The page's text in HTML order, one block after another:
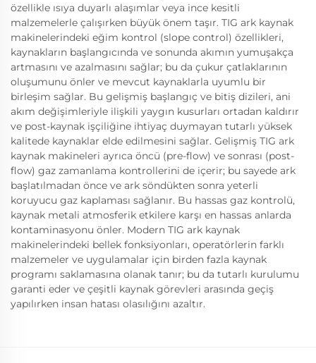
özellikle ısıya duyarlı alaşımlar veya ince kesitli
malzemelerle çalışırken büyük önem taşır. TIG ark kaynak
makinelerindeki eğim kontrol (slope control) özellikleri,
kaynakların başlangıcında ve sonunda akımın yumuşakça
artmasını ve azalmasını sağlar; bu da çukur çatlaklarının
oluşumunu önler ve mevcut kaynaklarla uyumlu bir
birleşim sağlar. Bu gelişmiş başlangıç ve bitiş dizileri, ani
akım değişimleriyle ilişkili yaygın kusurları ortadan kaldırır
ve post-kaynak işçiliğine ihtiyaç duymayan tutarlı yüksek
kalitede kaynaklar elde edilmesini sağlar. Gelişmiş TIG ark
kaynak makineleri ayrıca öncü (pre-flow) ve sonrası (post-
flow) gaz zamanlama kontrollerini de içerir; bu sayede ark
başlatılmadan önce ve ark söndükten sonra yeterli
koruyucu gaz kaplaması sağlanır. Bu hassas gaz kontrolü,
kaynak metali atmosferik etkilere karşı en hassas anlarda
kontaminasyonu önler. Modern TIG ark kaynak
makinelerindeki bellek fonksiyonları, operatörlerin farklı
malzemeler ve uygulamalar için birden fazla kaynak
programı saklamasına olanak tanır; bu da tutarlı kurulumu
garanti eder ve çeşitli kaynak görevleri arasında geçiş
yapılırken insan hatası olasılığını azaltır.